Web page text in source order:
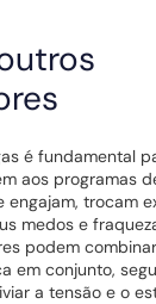
é fundamental
aos programas
engajam, trocam
medos e
podem
em conjunto,
a tensão e o